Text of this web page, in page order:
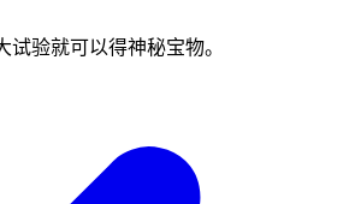
验就可以得神秘宝物。